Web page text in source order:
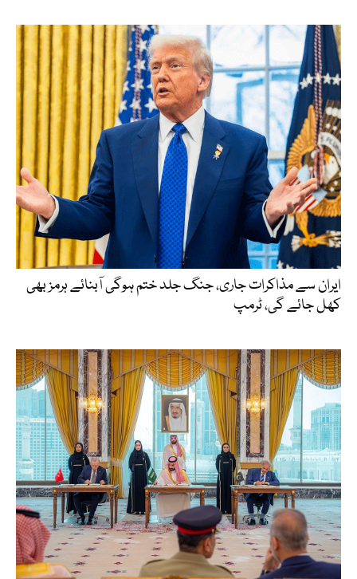
ایران سے مذاکرات جاری، جنگ جلد ختم ہوگی آبنائے ہرمز بھی
کھل جائے گی، ٹرمپ